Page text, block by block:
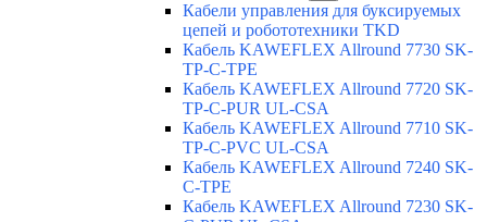
Кабели управления для буксируемых
цепей и робототехники TKD
Кабель KAWEFLEX Allround 7730 SK-
TP-C-TPE
Кабель KAWEFLEX Allround 7720 SK-
TP-C-PUR UL-CSA
Кабель KAWEFLEX Allround 7710 SK-
TP-C-PVC UL-CSA
Кабель KAWEFLEX Allround 7240 SK-
C-TPE
Кабель KAWEFLEX Allround 7230 SK-